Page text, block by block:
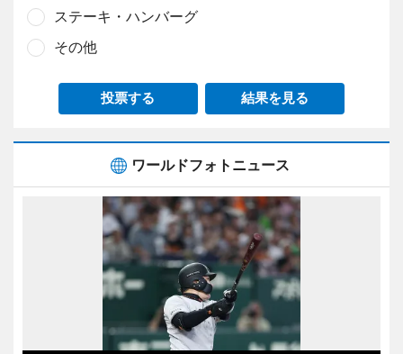
ステーキ・ハンバーグ
その他
投票する 結果を見る
ワールドフォトニュース